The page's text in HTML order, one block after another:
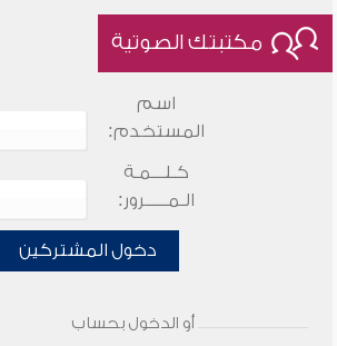
مكتبتك الصوتية
اسم
المستخدم:
كـلـــمـة
الـمـــــرور:
دخول المشتركين
أو الدخول بحساب